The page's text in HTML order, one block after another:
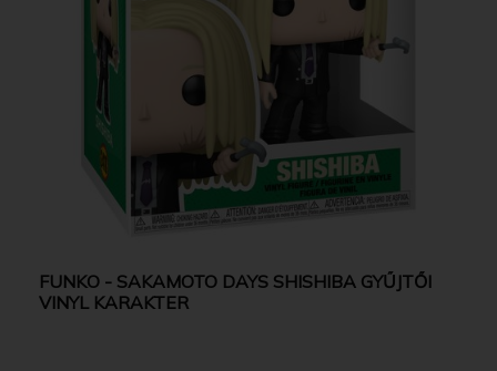
FUNKO - SAKAMOTO DAYS SHISHIBA GYŰJTŐI
VINYL KARAKTER